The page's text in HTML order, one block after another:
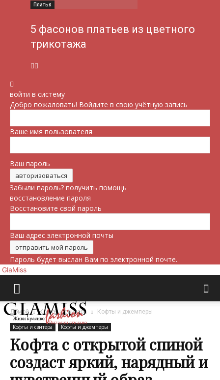
Платья
5 фасонов платьев из цветного
трикотажа
войти в систему
Добро пожаловать! Войдите в свою учётную запись
Ваше имя пользователя
Ваш пароль
Забыли пароль? получить помощь
восстановление пароля
Восстановите свой пароль
Ваш адрес электронной почты
Пароль будет выслан Вам по электронной почте.
GlaMiss
Домой Кофты и свитера Кофты и джемперы
Кофты и свитера Кофты и джемперы
Кофта с открытой спиной
создаст яркий, нарядный и